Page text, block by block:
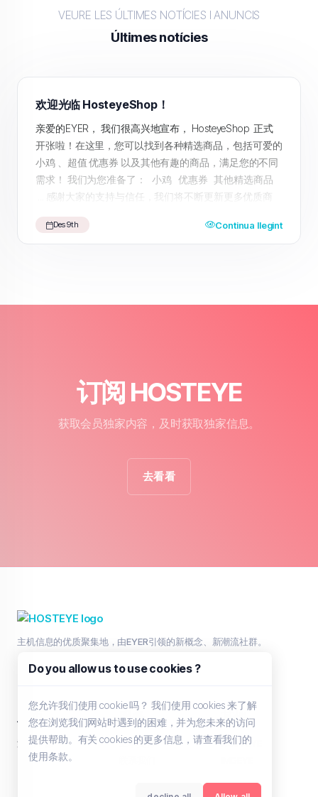
VEURE LES ÚLTIMES NOTÍCIES I ANUNCIS
Últimes notícies
欢迎光临 HosteyeShop！
亲爱的EYER， 我们很高兴地宣布， HosteyeShop 正式
开张啦！在这里，您可以找到各种精选商品，包括可爱的
小鸡 、超值 优惠券 以及其他有趣的商品，满足您的不同
需求！ 我们为您准备了： 小鸡 优惠券 其他精选商品
... 感谢大家的支持与信任，我们将不断更新更多优质商
HosteyeShop ，享受一站式购物乐趣吧！
Des 9th Continua llegint
订阅 HOSTEYE
获取会员独家内容，及时获取独家信息。
去看看
主机信息的优质聚集地，由EYER引领的新概念、新潮流社群。
主页
浏览全部
服务
工单支持
其他
HOSTEYE
Do you allow us to use cookies ?
您允许我们使用 cookie 吗？ 我们使用 cookies 来了解
您在浏览我们网站时遇到的困难，并为您未来的访问
提供帮助。有关 cookies 的更多信息，请查看我们的
使用条款。